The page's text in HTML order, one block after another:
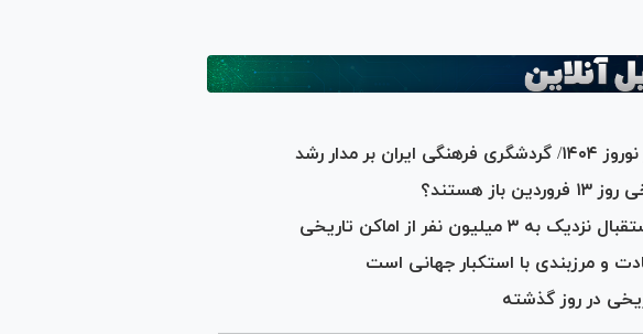
هستند؟
نفر از اماکن تاریخی
و مرزبندی با استکبار جهانی است